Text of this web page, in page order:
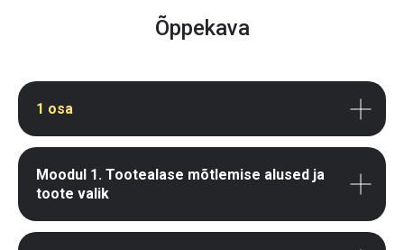
Õppekava
1 osa
Moodul 1. Tootealase mõtlemise alused ja
toote valik